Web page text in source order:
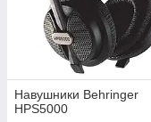
Навушники Behringer
HPS5000